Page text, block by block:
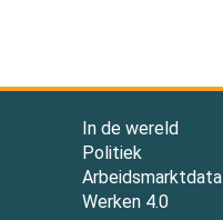
In de wereld
Politiek
Arbeidsmarktdata
Werken 4.0